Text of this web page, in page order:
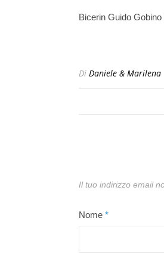
Bicerin Guido
Di Daniele & Marilena
Il tuo indirizzo email
Nome *